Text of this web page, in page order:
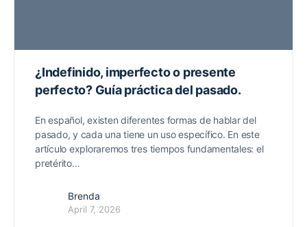
¿Indefinido, imperfecto o presente
perfecto? Guía práctica del pasado.
En español, existen diferentes formas de hablar del
pasado, y cada una tiene un uso específico. En este
artículo exploraremos tres tiempos fundamentales: el
pretérito…
Brenda
April 7, 2026